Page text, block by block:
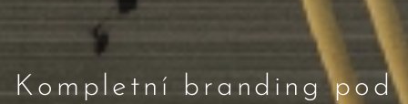
Kompletní branding pod